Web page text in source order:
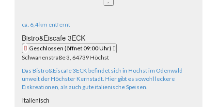
ca. 6,4 km entfernt
Bistro&Eiscafe 3ECK
Geschlossen (öffnet 09:00 Uhr)
Schwanenstraße 3, 64739 Höchst
Das Bistro&Eiscafe 3ECK befindet sich in Höchst im Odenwald
unweit der Höchster Kernstadt. Hier gibt es sowohl leckere
Eiskreationen, als auch gute italienische Speisen.
Italienisch